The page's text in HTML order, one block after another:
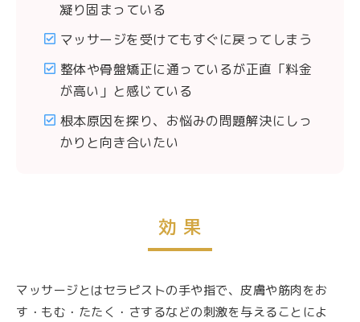
凝り固まっている
マッサージを受けてもすぐに戻ってしまう
整体や骨盤矯正に通っているが正直「料金
が高い」と感じている
根本原因を探り、お悩みの問題解決にしっ
かりと向き合いたい
効 果
マッサージとはセラピストの手や指で、皮膚や筋肉をお
す・もむ・たたく・さするなどの刺激を与えることによ